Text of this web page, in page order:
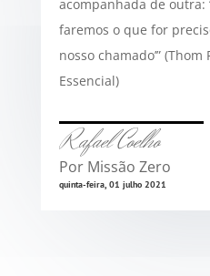
acompanhada de outra:
faremos o que for
nosso chamado’”
Essencial)
Rafael Coelho
Por Missão Zero
quinta-feira, 01 julho 2021